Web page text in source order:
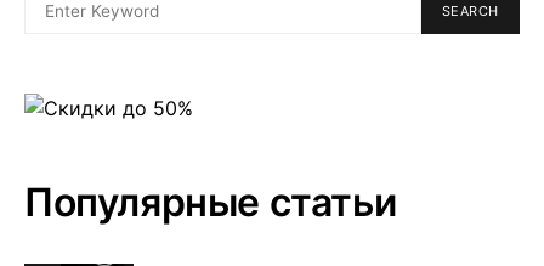
SEARCH
Популярные статьи